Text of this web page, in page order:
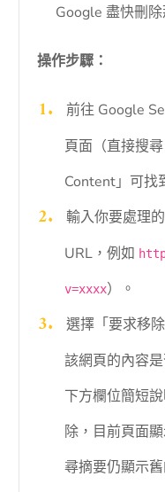
Google 盡快刪除
操作步驟：
前往 Google
頁面（直接搜
Content」可找
輸入你要處理
URL，例如
v=xxxx）。
選擇「要求移
該網頁的內容
下方欄位簡短
除，目前頁面
尋摘要仍顯示